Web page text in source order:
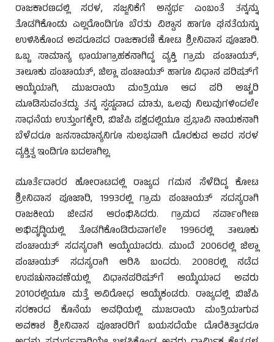
ರಾಜಕಾರಣದಲ್ಲಿ ಸರಳ, ಸಜ್ಜನಿಕೆಗೆ ಅನ್ವರ್ಥ ಎಂಬಂತೆ ತನ್ನನ್ನು
ತೊಡಗಿಕೊಂಡು ಎಲ್ಲರೊಂದಿಗೂ ಬೆರತು ವಿಶ್ವಾಸ ಹಾಗೂ ಘನತೆಯನ್ನು
ಉಳಿಸಿಕೊಂಡ ಅಪರೂಪದ ರಾಜಕಾರಣಿ ಕೋಟ ಶ್ರೀನಿವಾಸ ಪೂಜಾರಿ.
ಒಬ್ಬ ಸಾಮಾನ್ಯ ಛಾಯಾಗ್ರಾಹಕನಾಗಿದ್ದ ವ್ಯಕ್ತಿ ಗ್ರಾಮ ಪಂಚಾಯತ್,
ತಾಲೂಕು ಪಂಚಾಯತ್, ಜಿಲ್ಲಾ ಪಂಚಾಯತ್ ಹಾಗೂ ವಿಧಾನ ಪರಿಷತ್‌ಗೆ
ಆಯ್ಕೆಯಾಗಿ, ಮುಜರಾಯಿ ಮಂತ್ರಿಯೂ ಆದ ಪರಿ ಅಚ್ಚರಿ
ಮೂಡಿಸುವಂತದ್ದು. ತನ್ನ ಸ್ಪಷ್ಟವಾದ ಮಾತು, ಒಲವು ನಿಲುವುಗಳಿಂದಲೇ
ಸಾಧನೆಯ ಉತ್ತುಂಗಕ್ಕೇರಿ, ಬಿಜೆಪಿ ಪಕ್ಷದಲ್ಲಿಯೂ ಪ್ರಭಾವಿ ನಾಯಕನಾಗಿ
ಬೆಳೆದರೂ ಜನಸಾಮಾನ್ಯನಿಗೂ ಸುಲಭವಾಗಿ ದೊರಕುವ ಅವರ ಸರಳ
ವ್ಯಕ್ತಿತ್ವ ಇಂದಿಗೂ ಬದಲಾಗಿಲ್ಲ.
ಮೂರ್ತೆದಾರರ ಹೋರಾಟದಲ್ಲಿ ರಾಜ್ಯದ ಗಮನ ಸೆಳೆದಿದ್ದ ಕೋಟ
ಶ್ರೀನಿವಾಸ ಪೂಜಾರಿ, 1993ರಲ್ಲಿ ಗ್ರಾಮ ಪಂಚಾಯತ್ ಸದಸ್ಯರಾಗಿ
ರಾಜಕೀಯ ಜೀವನ ಆರಂಭಿಸಿದರು. ಗ್ರಾಮದ ಸರ್ವಾಂಗೀಣ
ಅಭಿವೃದ್ಧಿಯಲ್ಲಿ ತೊಡಗಿಕೊಂಡಿರುವಾಗಲೇ 1996ರಲ್ಲಿ ತಾಲೂಕು
ಪಂಚಾಯತ್ ಸದಸ್ಯರಾಗಿ ಆಯ್ಕೆಯಾದರು. ಮುಂದೆ 2006ರಲ್ಲಿ ಜಿಲ್ಲಾ
ಪಂಚಾಯತ್ ಸದಸ್ಯರಾಗಿ ಆರಿಸಿ ಬಂದರು. 2008ರಲ್ಲಿ ನಡೆದ
ಉಪಚುನಾವಣೆಯಲ್ಲಿ ವಿಧಾನಪರಿಷತ್‌ಗೆ ಆಯ್ಕೆಯಾದ ಅವರು
2010ರಲ್ಲಿಯೂ ಮತ್ತೆ ಅವಿರೋಧ ಆಯ್ಕೆಕಂಡರು. ರಾಜ್ಯದಲ್ಲಿ ಬಿಜೆಪಿ
ಸರಕಾರದ ಕೊನೆಯ ಅವಧಿಯಲ್ಲಿ ಮುಜರಾಯಿ ಮಂತ್ರಿಯಾಗುವ
ಅವಕಾಶ ಶ್ರೀನಿವಾಸ ಪೂಜಾರರಿಗೆ ಬಯಸದೆಯೇ ದೊರೆಕಿತ್ತಾದರೂ